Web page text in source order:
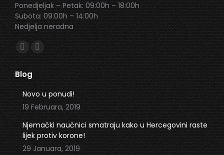
Ponedjeljak – Petak: 09:00h – 18:00h
Subota: 09:00h – 14:00h
Nedjelja neradna
Find us on:
Facebook
page
opens
in
new
window
Instagram
page
opens
in
new
window
Blog
Novo u ponudi!
19 Februara, 2019
Njemački naučnici smatraju kako u Hercegovini raste
lijek protiv korone!
29 Januara, 2019